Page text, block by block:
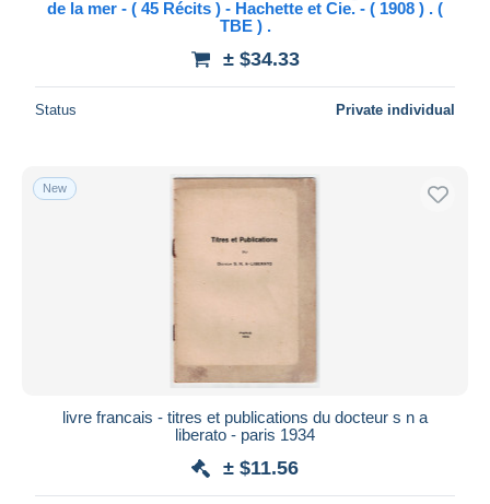
Closing in hours
From
MasterCard
Maestro
Seller's residence
de la mer - ( 45 Récits ) - Hachette et Cie. - ( 1908 ) . (
TBE ) .
± $34.33
Status Private individual
New
livre francais - titres et publications du docteur s n a
liberato - paris 1934
± $11.56